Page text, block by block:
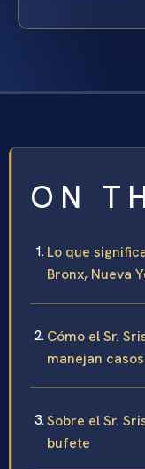
ON
Lo que
Bronx, Nueva
Cómo el Sr.
manejan
Sobre el Sr.
bufete